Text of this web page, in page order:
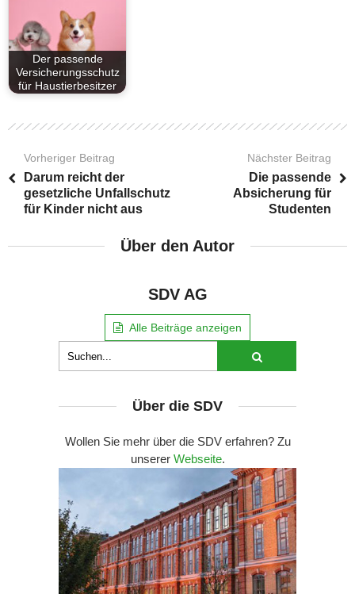
Der passende
Versicherungsschutz
für Haustierbesitzer
Vorheriger Beitrag
Darum reicht der
gesetzliche Unfallschutz
für Kinder nicht aus
Nächster Beitrag
Die passende
Absicherung für
Studenten
Über den Autor
SDV AG
Alle Beiträge anzeigen
Über die SDV
Wollen Sie mehr über die SDV erfahren? Zu
unserer Webseite.